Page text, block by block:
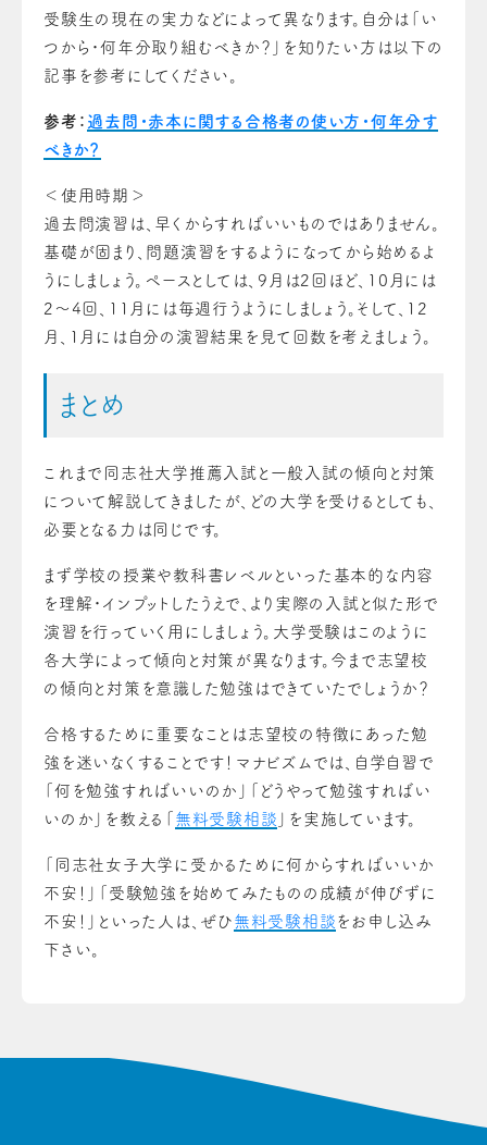
受験生の現在の実力などによって異なります。
自分は「い
つから・何年分取り組むべきか？」を知りたい方は以下の
記事を参考にしてください。
参考： 過去問・赤本に関する合格者の使い方・何年分す
べきか？
＜使用時期＞
過去問演習は、早くからすればいいものではありません。
基礎が固まり、問題演習をするようになってから始めるよ
うにしましょう。ペースとしては、9月は2回ほど、10月には
2～4回、11月には毎週行うようにしましょう。そして、12
月、1月には自分の演習結果を見て回数を考えましょう。
まとめ
これまで同志社大学推薦入試と一般入試の傾向と対策
について解説してきましたが、どの大学を受けるとしても、
必要となる力は同じです。
まず学校の授業や教科書レベルといった基本的な内容
を理解・インプットしたうえで、より実際の入試と似た形で
演習を行っていく用にしましょう。大学受験はこのように
各大学によって傾向と対策が異なります。今まで志望校
の傾向と対策を意識した勉強はできていたでしょうか？
合格するために重要なことは志望校の特徴にあった勉
強を迷いなくすることです！ マナビズムでは、自学自習で
「何を勉強すればいいのか」「どうやって勉強すればい
いのか」を教える「 無料受験相談 」を実施しています。
「同志社女子大学に受かるために何からすればいいか
不安！」「受験勉強を始めてみたものの成績が伸びずに
不安！」といった人は、ぜひ 無料受験相談 をお申し込み
下さい。